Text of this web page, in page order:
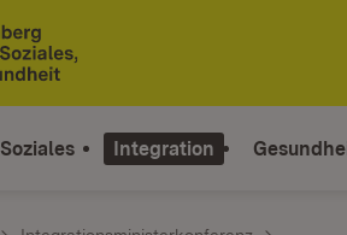
Soziales Integration